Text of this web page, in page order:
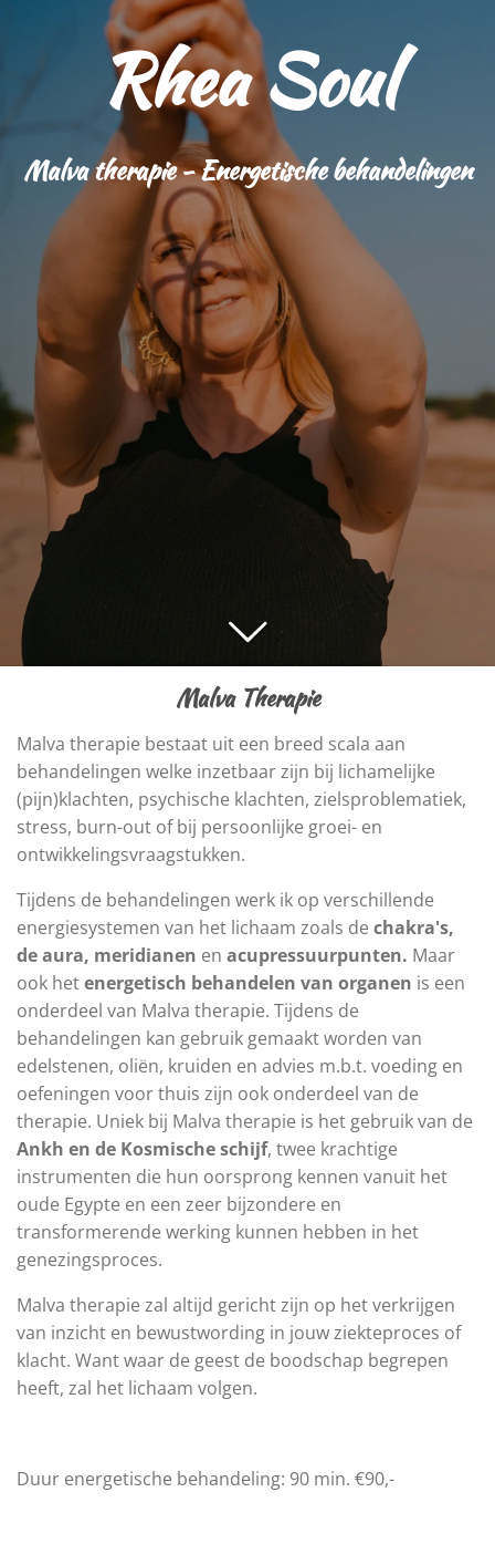
Rhea Soul
Malva therapie - Energetische behandelingen
Malva Therapie
Malva therapie bestaat uit een breed scala aan
behandelingen welke inzetbaar zijn bij lichamelijke
(pijn)klachten, psychische klachten, zielsproblematiek,
stress, burn-out of bij persoonlijke groei- en
ontwikkelingsvraagstukken.
Tijdens de behandelingen werk ik op verschillende
energiesystemen van het lichaam zoals de chakra's,
de aura, meridianen en acupressuurpunten. Maar
ook hetenergetisch behandelen van organen is een
onderdeel van Malva therapie. Tijdens de
behandelingen kan gebruik gemaakt worden van
edelstenen, oliën, kruiden en advies m.b.t. voeding en
oefeningen voor thuis zijn ook onderdeel van de
therapie. Uniek bij Malva therapie is het gebruik van de
Ankh en de Kosmische schijf, twee krachtige
instrumenten die hun oorsprong kennen vanuit het
oude Egypte en een zeer bijzondere en
transformerende werking kunnen hebben in het
genezingsproces.
Malva therapie zal altijd gericht zijn op het verkrijgen
van inzicht en bewustwording in jouw ziekteproces of
klacht. Want waar de geest de boodschap begrepen
heeft, zal het lichaam volgen.
Duur energetische behandeling: 90 min. €90,-